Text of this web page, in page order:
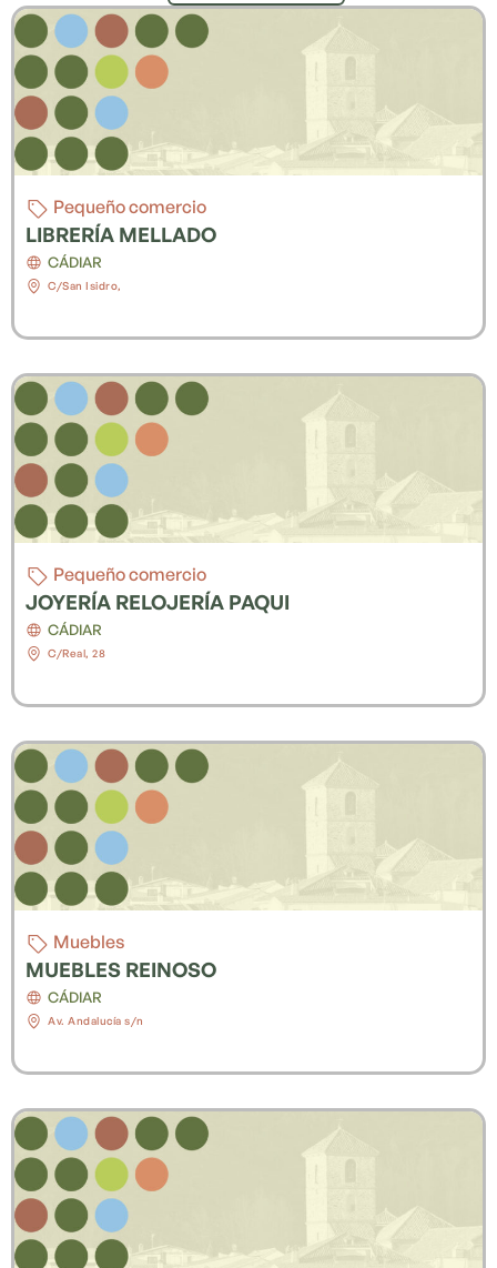
Pequeño comercio
LIBRERÍA MELLADO
CÁDIAR
C/San Isidro,
Pequeño comercio
JOYERÍA RELOJERÍA PAQUI
CÁDIAR
C/Real, 28
Muebles
MUEBLES REINOSO
CÁDIAR
Av. Andalucía s/n